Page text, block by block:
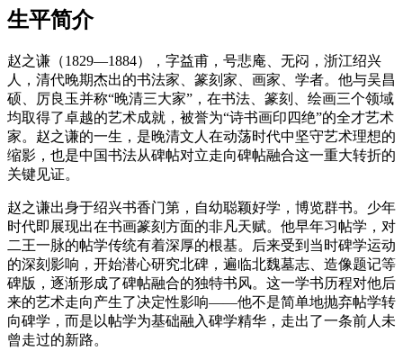
生平简介
赵之谦（1829—1884），字益甫，号悲庵、无闷，浙江绍兴
人，清代晚期杰出的书法家、篆刻家、画家、学者。他与吴昌
硕、厉良玉并称“晚清三大家”，在书法、篆刻、绘画三个领域
均取得了卓越的艺术成就，被誉为“诗书画印四绝”的全才艺术
家。赵之谦的一生，是晚清文人在动荡时代中坚守艺术理想的
缩影，也是中国书法从碑帖对立走向碑帖融合这一重大转折的
关键见证。
赵之谦出身于绍兴书香门第，自幼聪颖好学，博览群书。少年
时代即展现出在书画篆刻方面的非凡天赋。他早年习帖学，对
二王一脉的帖学传统有着深厚的根基。后来受到当时碑学运动
的深刻影响，开始潜心研究北碑，遍临北魏墓志、造像题记等
碑版，逐渐形成了碑帖融合的独特书风。这一学书历程对他后
来的艺术走向产生了决定性影响——他不是简单地抛弃帖学转
向碑学，而是以帖学为基础融入碑学精华，走出了一条前人未
曾走过的新路。